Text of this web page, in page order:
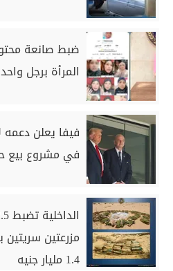
ضبط صانعة
المرأة برجل
فيفا يعلن دعمه
في مشروع بيع
مزرعتين سريتين
1.4 مليار جنيه